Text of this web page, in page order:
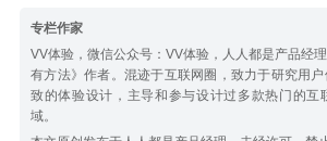
专栏作家
VV体验，微信公众号：VV体验，人人都是产品经
有方法》作者。混迹于互联网圈，致力于研究用
致的体验设计，主导和参与设计过多款热门的互
域。